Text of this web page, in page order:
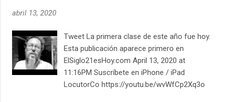
abril 13, 2020
Tweet La primera clase de este año fue hoy.
Esta publicación aparece primero en
ElSiglo21esHoy.com April 13, 2020 at
11:16PM Suscríbete en iPhone / iPad
LocutorCo https://youtu.be/wvWfCp2Xq3o